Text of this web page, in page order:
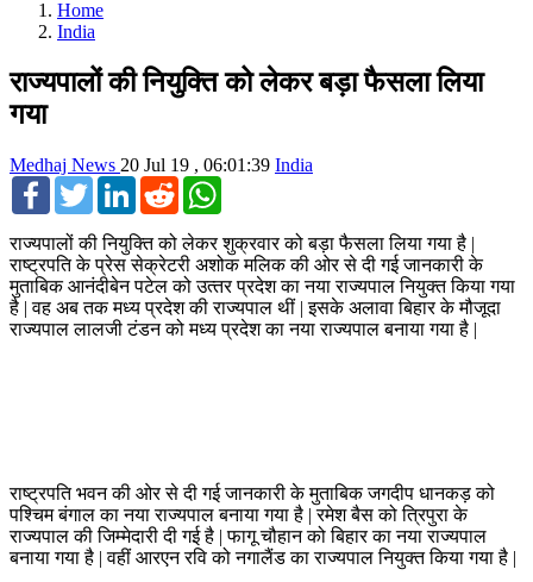
Home
India
राज्यपालों की नियुक्ति को लेकर बड़ा फैसला लिया
गया
Medhaj News 20 Jul 19 , 06:01:39 India
FacebookTwitterLinkedInReddit
राज्‍यपालों की नियुक्ति को लेकर शुक्रवार को बड़ा फैसला लिया गया है |
राष्‍ट्रपति के प्रेस सेक्रेटरी अशोक मलिक की ओर से दी गई जानकारी के
मुताबिक आनंदीबेन पटेल को उत्‍तर प्रदेश का नया राज्‍यपाल नियुक्‍त किया गया
है | वह अब तक मध्‍य प्रदेश की राज्‍यपाल थीं | इसके अलावा बिहार के मौजूदा
राज्‍यपाल लालजी टंडन को मध्‍य प्रदेश का नया राज्‍यपाल बनाया गया है |
राष्‍ट्रपति भवन की ओर से दी गई जानकारी के मुताबिक जगदीप धानकड़ को
पश्चिम बंगाल का नया राज्‍यपाल बनाया गया है | रमेश बैस को त्रिपुरा के
राज्‍यपाल की जिम्‍मेदारी दी गई है | फागू चौहान को बिहार का नया राज्‍यपाल
बनाया गया है | वहीं आरएन रवि को नगालैंड का राज्‍यपाल नियुक्‍त किया गया है |